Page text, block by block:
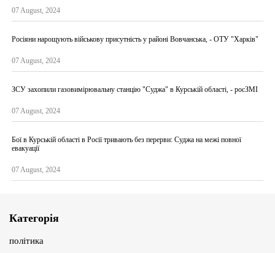
07 August, 2024
Росіяни нарощують військову присутність у районі Вовчанська, - ОТУ "Харків"
07 August, 2024
ЗСУ захопили газовимірювальну станцію "Суджа" в Курській області, - росЗМІ
07 August, 2024
Бої в Курській області в Росії тривають без перерви: Суджа на межі повної
евакуації
07 August, 2024
Категорія
політика